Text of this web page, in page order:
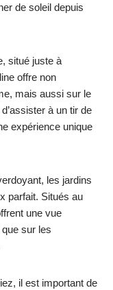
de soleil depuis
situé juste à
offre non
mais aussi sur le
à un tir de
expérience unique
les jardins
parfait. Situés au
une vue
sur les
il est important de